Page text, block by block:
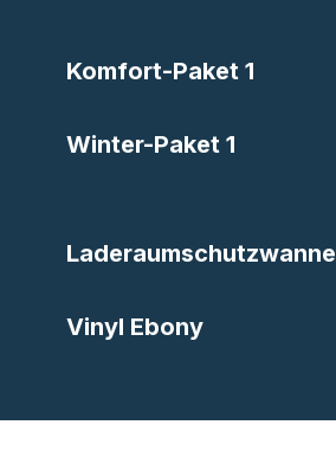
Komfort-Paket 1
Winter-Paket 1
Laderaumschutzwanne
Vinyl Ebony